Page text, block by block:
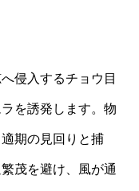
侵入するチョウ目
を誘発します。物
期の見回りと捕
茂を避け、風が通